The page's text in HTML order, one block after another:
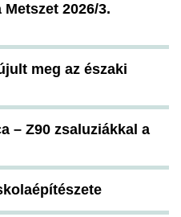
2026/3.
meg az északi
– Z90 zsaluziákkal a